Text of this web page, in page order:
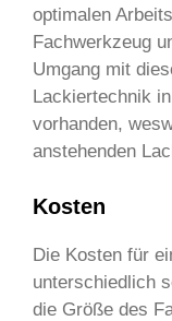
optimalen
Fachwerkzeug
Umgang mit
Lackiertechnik
vorhanden,
anstehenden
Kosten
Die Kosten für
unterschiedlich
die Größe des